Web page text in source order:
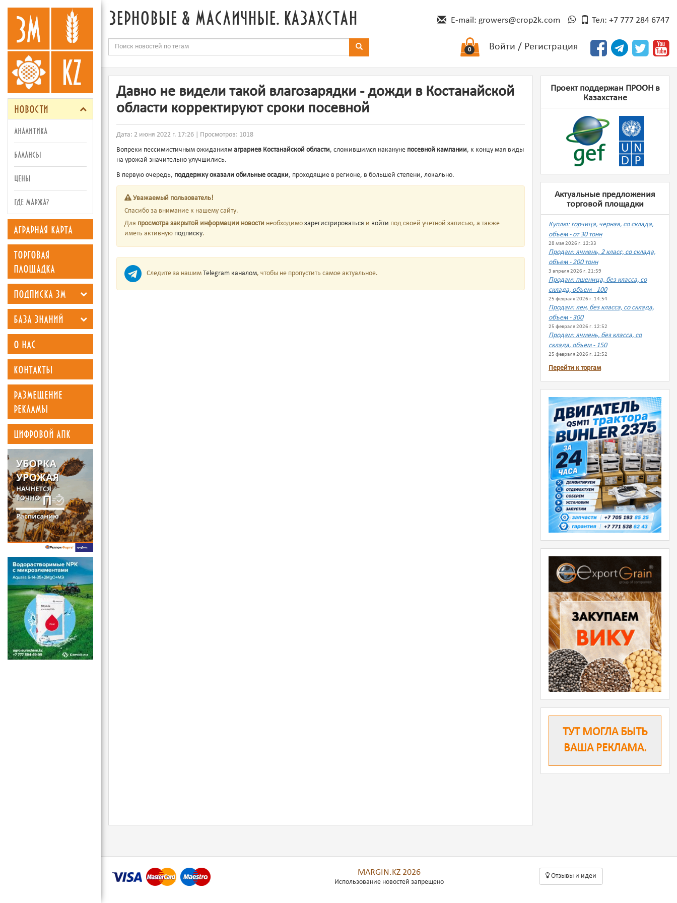
новости
аналитика
балансы
цены
где маржа?
аграрная карта
торговая
площадка
подписка зм
база знаний
о нас
контакты
размещение
рекламы
цифровой апк
зерновые & масличные. казахстан E-mail: growers@crop2k.com Тел: +7 777 284 6747
Войти / Регистрация
0
Давно не видели такой влагозарядки - дожди в Костанайской
области корректируют сроки посевной
Дата: 2 июня 2022 г. 17:26 | Просмотров: 1018
Вопреки пессимистичным ожиданиям аграриев Костанайской области, сложившимся накануне посевной кампании, к концу мая виды
на урожай значительно улучшились.
В первую очередь, поддержку оказали обильные осадки, проходящие в регионе, в большей степени, локально.
Уважаемый пользователь!
Спасибо за внимание к нашему сайту.
Для просмотра закрытой информации новости необходимо зарегистрироваться и войти под своей учетной записью, а также
иметь активную подписку.
Следите за нашим Telegram каналом, чтобы не пропустить самое актуальное.
Проект поддержан ПРООН в
Казахстане
Актуальные предложения
торговой площадки
Куплю: горчица, черная, со склада,
объем - от 30 тонн
28 мая 2026 г. 12:33
Продам: ячмень, 2 класс, со склада,
объем - 200 тонн
3 апреля 2026 г. 21:59
Продам: пшеница, без класса, со
склада, объем - 100
25 февраля 2026 г. 14:54
Продам: лен, без класса, со склада,
объем - 300
25 февраля 2026 г. 12:52
Продам: ячмень, без класса, со
склада, объем - 150
25 февраля 2026 г. 12:52
Перейти к торгам
ТУТ МОГЛА БЫТЬ
ВАША РЕКЛАМА.
MARGIN.KZ 2026
Использование новостей запрещено
Oтзывы и идеи